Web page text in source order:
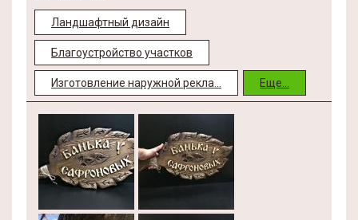
Ландшафтный дизайн
Благоустройство участков
Изготовление наружной рекла... Еще...